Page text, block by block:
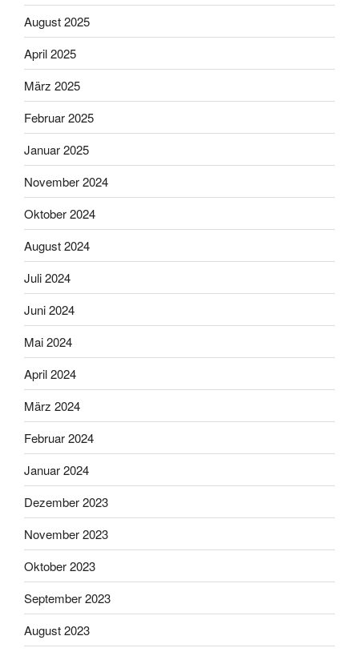
August 2025
April 2025
März 2025
Februar 2025
Januar 2025
November 2024
Oktober 2024
August 2024
Juli 2024
Juni 2024
Mai 2024
April 2024
März 2024
Februar 2024
Januar 2024
Dezember 2023
November 2023
Oktober 2023
September 2023
August 2023